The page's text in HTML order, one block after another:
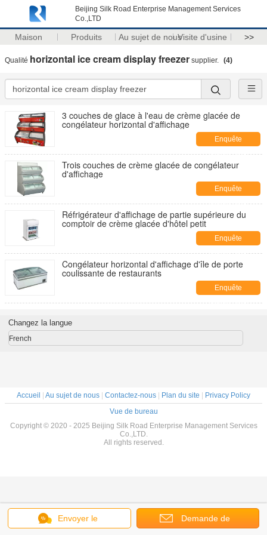
Beijing Silk Road Enterprise Management Services
Co.,LTD
Maison Produits Au sujet de nousVisite d'usine >>
Qualité horizontal ice cream display freezer supplier. (4)
3 couches de glace à l'eau de crème glacée de
congélateur horizontal d'affichage
Enquête
maintenant
Trois couches de crème glacée de congélateur
d'affichage
Enquête
maintenant
Réfrigérateur d'affichage de partie supérieure du
comptoir de crème glacée d'hôtel petit
Enquête
maintenant
Congélateur horizontal d'affichage d'île de porte
coulissante de restaurants
Enquête
maintenant
Envoyer le Demande de
Changez la langue
French
Accueil Au sujet de nous Contactez-nous Plan du site
Privacy Policy
Vue de bureau
Copyright © 2020 - 2025 Beijing Silk Road Enterprise Management Services
Co.,LTD.
All rights reserved.